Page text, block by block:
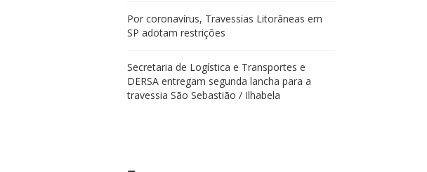
Por coronavírus, Travessias Litorâneas em
SP adotam restrições
Secretaria de Logística e Transportes e
DERSA entregam segunda lancha para a
travessia São Sebastião / Ilhabela